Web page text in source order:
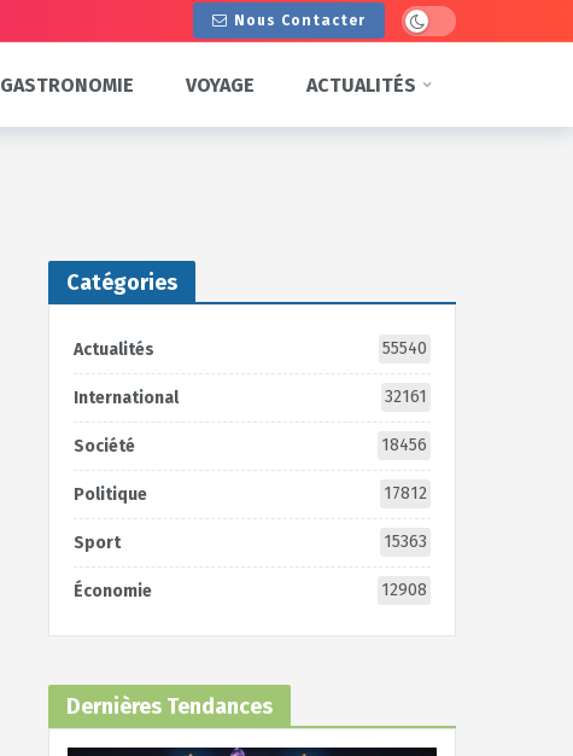
Nous Contacter Dark mode
GASTRONOMIE VOYAGE ACTUALITÉS
Catégories
Actualités 55540
International 32161
Société 18456
Politique 17812
Sport 15363
Économie 12908
Dernières Tendances